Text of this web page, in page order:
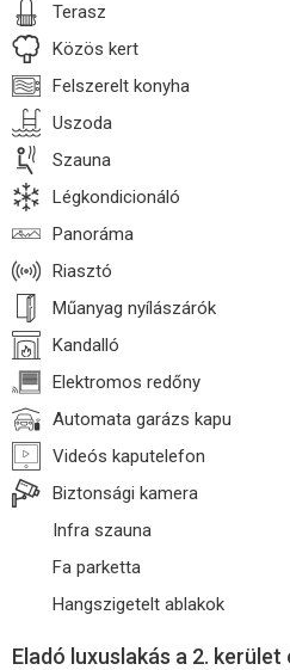
Terasz
Közös kert
Felszerelt konyha
Uszoda
Szauna
Légkondicionáló
Panoráma
Riasztó
Műanyag nyílászárók
Kandalló
Elektromos redőny
Automata garázs kapu
Videós kaputelefon
Biztonsági kamera
Infra szauna
Fa parketta
Hangszigetelt ablakok
Eladó luxuslakás a 2.